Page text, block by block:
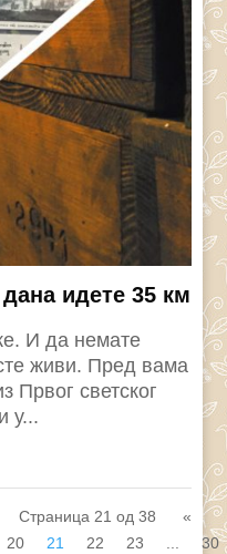
идете 35 км
И да немате
живи. Пред вама
Првог светског
у...
Страница 21 од 38
«
20 21 22 23 ...
30